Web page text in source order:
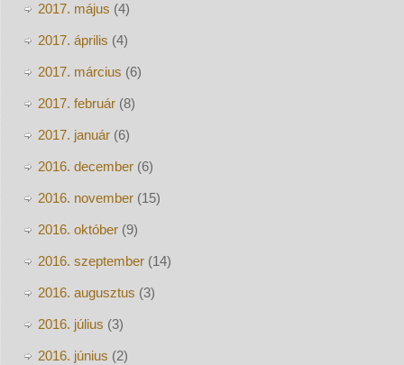
2017. május (4)
2017. április (4)
2017. március (6)
2017. február(8)
2017. január(6)
2016. december(6)
2016. november(15)
2016. október(9)
2016. szeptember(14)
2016. augusztus (3)
2016. július (3)
2016. június (2)